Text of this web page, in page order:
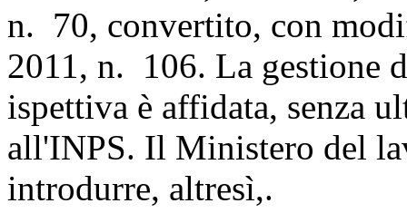
n. 70, convertito, con
2011, n. 106. La gestione
ispettiva è affidata, senza
all'INPS. Il Ministero del
introdurre, altresì,.